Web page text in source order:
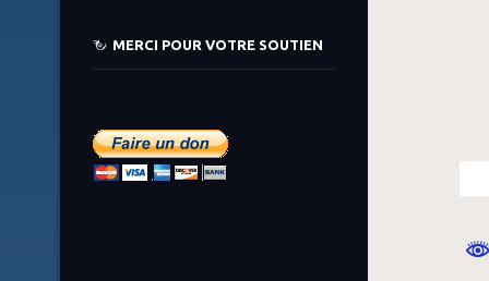
MERCI POUR VOTRE SOUTIEN